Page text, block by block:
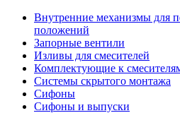
Внутренние механизмы для
положений
Запорные вентили
Изливы для смесителей
Комплектующие к
Системы скрытого монтажа
Сифоны
Сифоны и выпуски